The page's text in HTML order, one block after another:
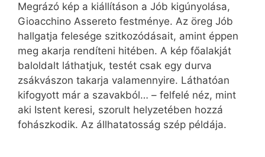
Megrázó kép a kiállításon a Jób kigúnyolása,
Gioacchino Assereto festménye. Az öreg Jób
hallgatja felesége szitkozódásait, amint éppen
meg akarja rendíteni hitében. A kép főalakját
baloldalt láthatjuk, testét csak egy durva
zsákvászon takarja valamennyire. Láthatóan
kifogyott már a szavakból… – felfelé néz, mint
aki Istent keresi, szorult helyzetében hozzá
fohászkodik. Az állhatatosság szép példája.